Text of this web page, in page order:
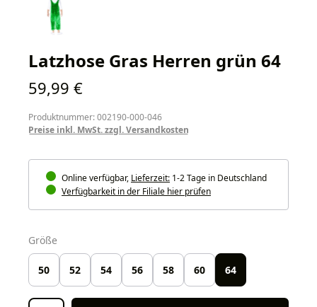
Latzhose Gras Herren grün 64
Regulärer Preis:
59,99 €
Produktnummer: 002190-000-046
Preise inkl. MwSt. zzgl. Versandkosten
Online verfügbar, Lieferzeit: 1-2 Tage in Deutschland
Verfügbarkeit in der Filiale hier prüfen
Größe
50 52 54 56 58 60 64